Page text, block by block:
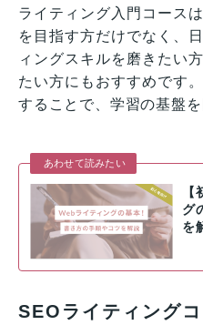
ライティング入門コース
を目指す方だけでなく、
ィングスキルを磨きたい
たい方にもおすすめです
することで、学習の基盤
あわせて読みたい
グ
を
SEOライティングコ